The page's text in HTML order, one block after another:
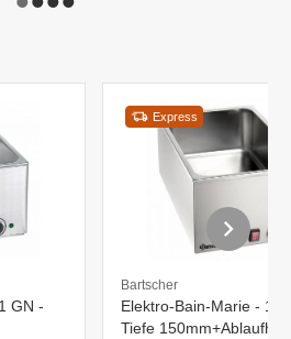
GN -
Express
Bartscher
Elektro-Bain-Marie - 1/1
Tiefe